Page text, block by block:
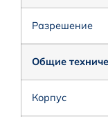
Разрешение
Общие
Корпус